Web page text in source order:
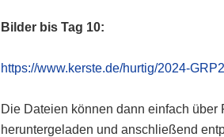
Bilder bis Tag 10:
https://www.kerste.de/hurtig/2024-
Die Dateien können dann einfach über
heruntergeladen und anschließend